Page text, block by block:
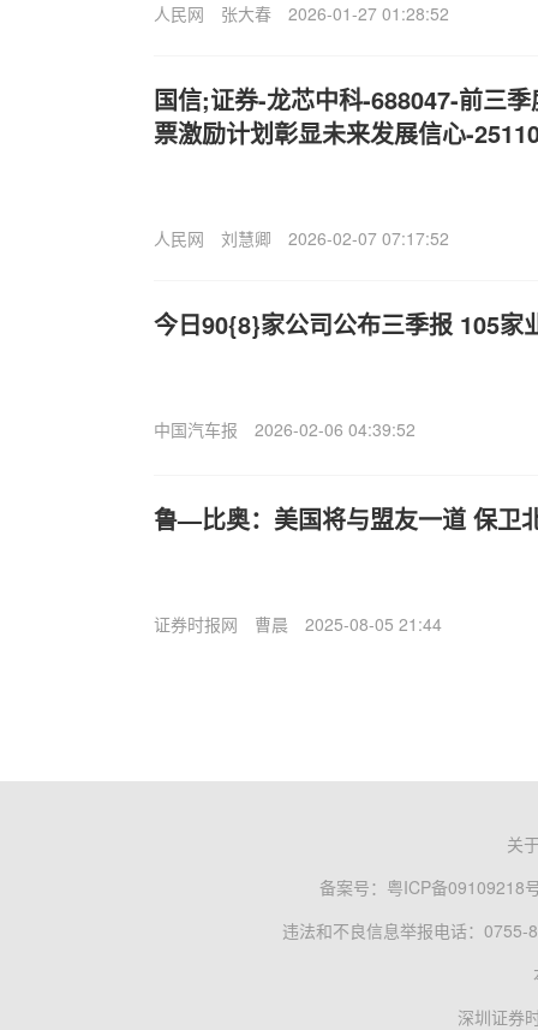
人民网 张大春 2026-01-27 01:28:52
国信;证券-龙芯中科-688047-前三
票激励计划彰显未来发展信心-
人民网 刘慧卿 2026-02-07 07:17:52
今日90{8}家公司公布三季报 105家
中国汽车报 2026-02-06 04:39:52
鲁—比奥：美国将与盟友一道 保卫
证券时报网 曹晨 2025-08-05 21:44
关
备案号： 粤ICP备09109218
违法和不良信息举报电话：0755-
深圳证券